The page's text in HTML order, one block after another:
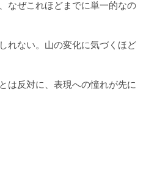
なぜこれほどまでに単一的なの
れない。山の変化に気づくほど
は反対に、表現への憧れが先に